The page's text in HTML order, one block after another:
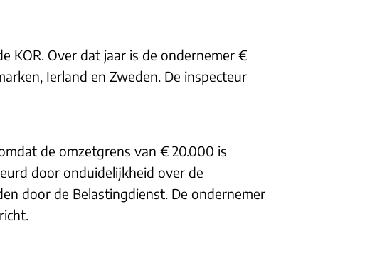
KOR. Over dat jaar is de ondernemer €
Ierland en Zweden. De inspecteur
de omzetgrens van € 20.000 is
door onduidelijkheid over de
door de Belastingdienst. De ondernemer